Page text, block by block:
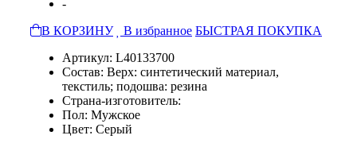
-
В КОРЗИНУ
В избранное БЫСТРАЯ ПОКУПКА
Артикул: L40133700
Состав: Верх: синтетический материал,
текстиль; подошва: резина
Страна-изготовитель:
Пол: Мужское
Цвет: Серый